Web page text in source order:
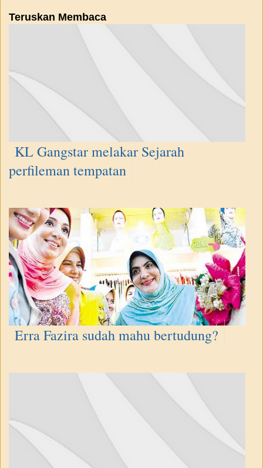
Teruskan Membaca
KL Gangstar melakar Sejarah
perfileman tempatan
Erra Fazira sudah mahu bertudung?